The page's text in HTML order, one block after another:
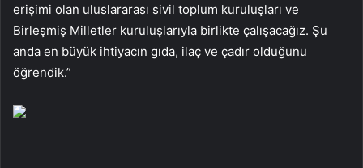
erişimi olan uluslararası sivil toplum kuruluşları ve
Birleşmiş Milletler kuruluşlarıyla birlikte çalışacağız. Şu
anda en büyük ihtiyacın gıda, ilaç ve çadır olduğunu
öğrendik.”